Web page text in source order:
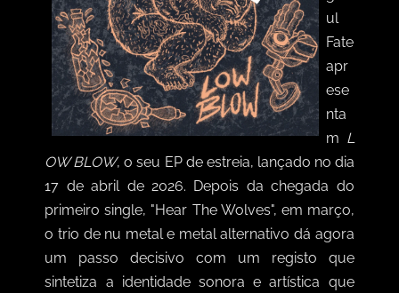
ul
Fate
apr
ese
nta
m L
OW BLOW, o seu EP de estreia, lançado no dia
17 de abril de 2026. Depois da chegada do
primeiro single, "Hear The Wolves", em março,
o trio de nu metal e metal alternativo dá agora
um passo decisivo com um registo que
sintetiza a identidade sonora e artística que